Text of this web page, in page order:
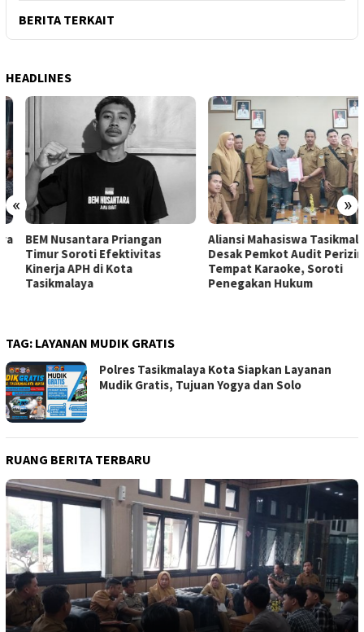
BERITA TERKAIT
HEADLINES
« »
BEM Nusantara Priangan
Timur Soroti Efektivitas
Kinerja APH di Kota
Tasikmalaya
Aliansi Mahasiswa Tasikmalaya
Desak Pemkot Audit Perizinan
Tempat Karaoke, Soroti
Penegakan Hukum
TAG: LAYANAN MUDIK GRATIS
Polres Tasikmalaya Kota Siapkan Layanan
Mudik Gratis, Tujuan Yogya dan Solo
RUANG BERITA TERBARU